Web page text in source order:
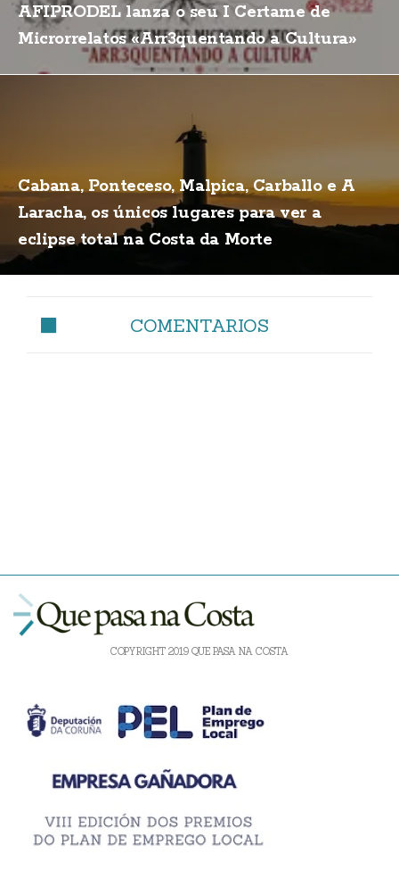
AFIPRODEL lanza o seu I Certame de
Microrrelatos «Arr3quentando a Cultura»
Cabana, Ponteceso, Malpica, Carballo e A
Laracha, os únicos lugares para ver a
eclipse total na Costa da Morte
COMENTARIOS
COPYRIGHT 2019 QUE PASA NA COSTA